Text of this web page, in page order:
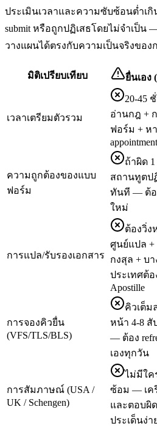
ประเมินเวลาและความซับซ้อนต่ำเกิ
submit หรือถูกปฏิเสธโดยไม่จำเป็
วางแผนได้ตรงกับความเป็นจริงขอ
มิติเปรียบเทียบ ยื่นเอง
เวลาเตรียมตัวรวม
20-45
อ่านกฎ +
ฟอร์ม + หา
appointment
ความถูกต้องของแบบ
ฟอร์ม
ถ้าผิด
สถานทูตป
ทันที — ต้อ
ใหม่
การแปล/รับรองเอกสาร
ต้องวิ่ง
ศูนย์แปล +
กงสุล + บา
ประเทศต้อ
Apostille
การจองคิวยื่น
(VFS/TLS/BLS)
คิวเต็ม
หน้า 4-8 สั
— ต้อง
เองทุกวัน
การสัมภาษณ์ (USA /
UK / Schengen)
ไม่มีใค
ซ้อม — เค
และตอบผิด
ประเด็นง่า